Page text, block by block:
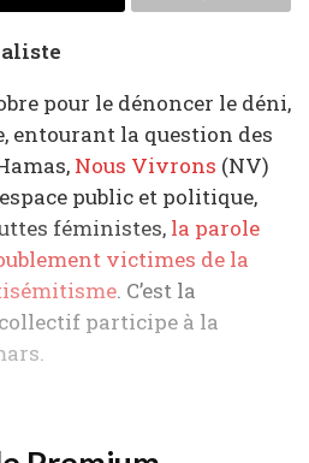
pour le dénoncer le déni,
entourant la question des
Nous Vivrons (NV)
public et politique,
féministes, la parole
victimes de la
. C’est la
participe à la